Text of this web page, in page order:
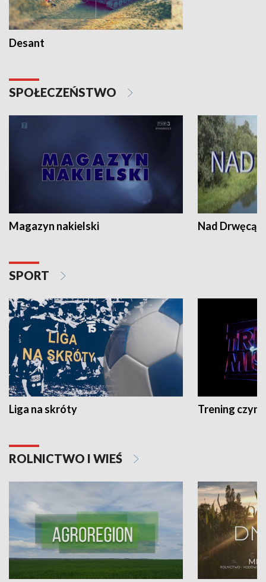
Desant
SPOŁECZEŃSTWO
Magazyn nakielski Nad Drwęcą
SPORT
Liga na skróty Trening czyni
ROLNICTWO I WIEŚ